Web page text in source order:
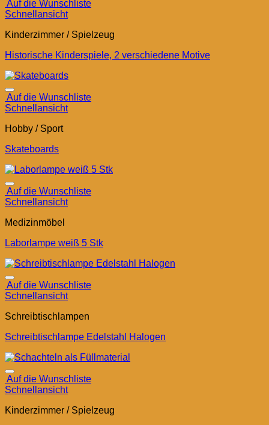
Auf die Wunschliste
Schnellansicht
Kinderzimmer / Spielzeug
Historische Kinderspiele, 2 verschiedene Motive
Auf die Wunschliste
Schnellansicht
Hobby / Sport
Skateboards
Auf die Wunschliste
Schnellansicht
Medizinmöbel
Laborlampe weiß 5 Stk
Auf die Wunschliste
Schnellansicht
Schreibtischlampen
Schreibtischlampe Edelstahl Halogen
Auf die Wunschliste
Schnellansicht
Kinderzimmer / Spielzeug